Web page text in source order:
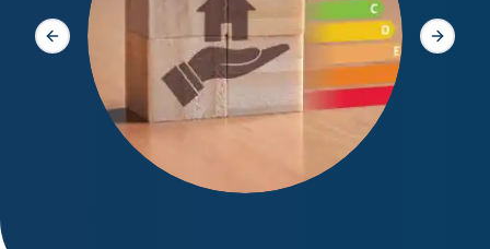
Slide précédente Slide